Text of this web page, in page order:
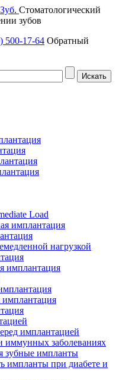
Стоматологический
зубов
500-17-64 Обратный
Load
имплантация
нагрузкой
имплантация
имплантация
имплантацией
иммунных заболеваниях
зубные импланты
импланты при диабете и